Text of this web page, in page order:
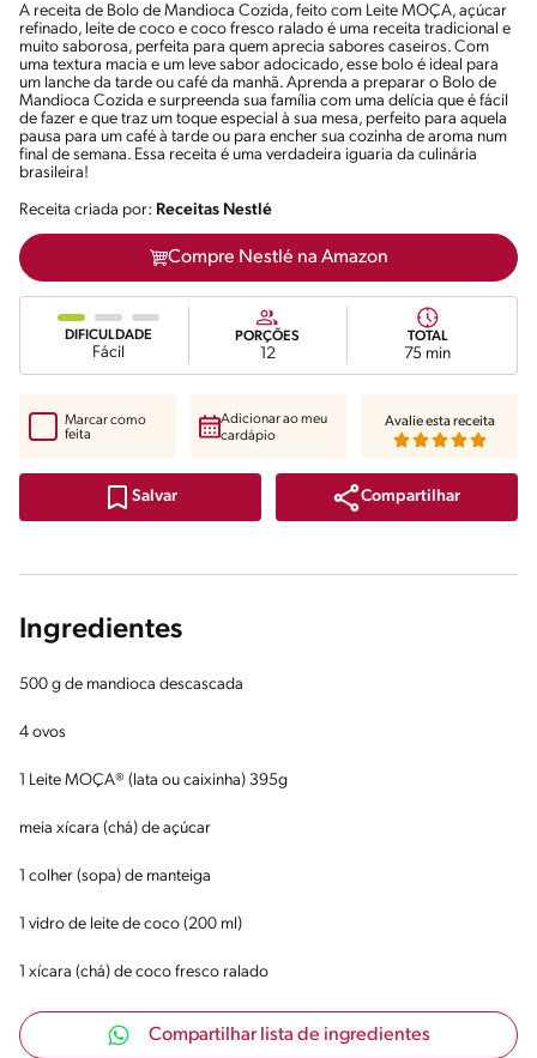
A receita de Bolo de Mandioca Cozida, feito com Leite MOÇA, açúcar
refinado, leite de coco e coco fresco ralado é uma receita tradicional e
muito saborosa, perfeita para quem aprecia sabores caseiros. Com
uma textura macia e um leve sabor adocicado, esse bolo é ideal para
um lanche da tarde ou café da manhã. Aprenda a preparar o Bolo de
Mandioca Cozida e surpreenda sua família com uma delícia que é fácil
de fazer e que traz um toque especial à sua mesa, perfeito para aquela
pausa para um café à tarde ou para encher sua cozinha de aroma num
final de semana. Essa receita é uma verdadeira iguaria da culinária
brasileira!
Receita criada por: Receitas Nestlé
Compre Nestlé na Amazon
DIFICULDADE
Fácil
PORÇÕES
12
TOTAL
75 min
Salvar Compartilhar
Marcar como
feita
Adicionar ao meu
cardápio
Avalie esta receita
Ingredientes
500 g de mandioca descascada
4 ovos
1 Leite MOÇA® (lata ou caixinha) 395g
meia xícara (chá) de açúcar
1 colher (sopa) de manteiga
1 vidro de leite de coco (200 ml)
1 xícara (chá) de coco fresco ralado
Compartilhar lista de ingredientes